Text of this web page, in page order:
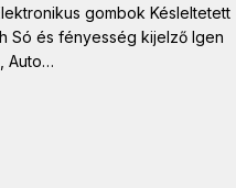
gombok Késleltetett
Só és fényesség kijelző Igen
Auto…